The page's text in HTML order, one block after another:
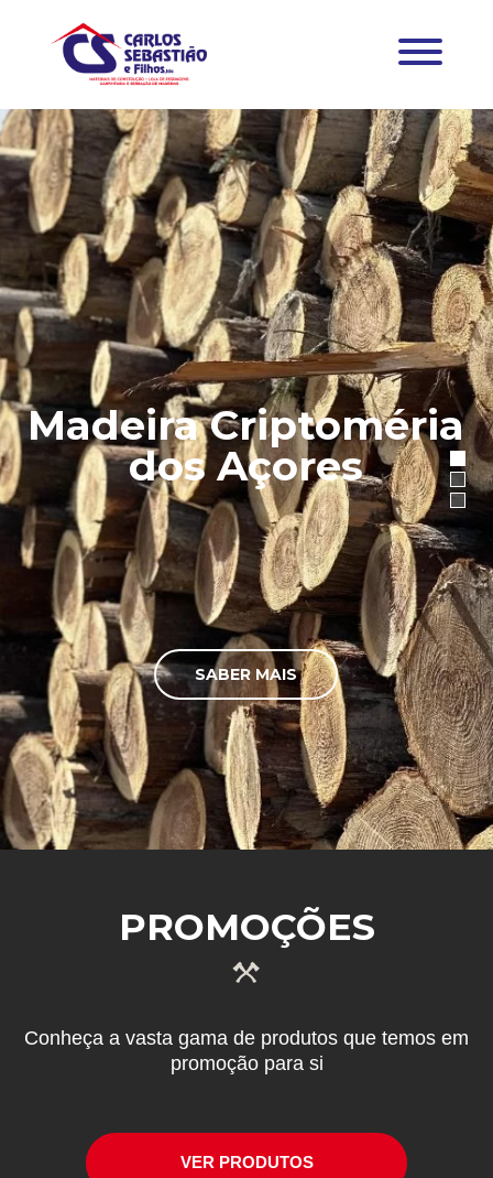
Madeira Criptoméria
dos Açores
SABER MAIS
PROMOÇÕES
Conheça a vasta gama de produtos que temos em
promoção para si
VER PRODUTOS